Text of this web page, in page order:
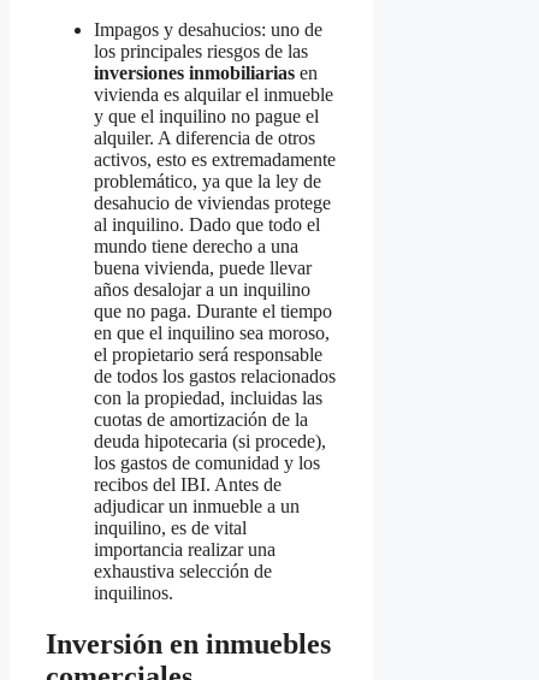
Impagos y desahucios: uno de
los principales riesgos de las
inversiones inmobiliarias en
vivienda es alquilar el inmueble
y que el inquilino no pague el
alquiler. A diferencia de otros
activos, esto es extremadamente
problemático, ya que la ley de
desahucio de viviendas protege
al inquilino. Dado que todo el
mundo tiene derecho a una
buena vivienda, puede llevar
años desalojar a un inquilino
que no paga. Durante el tiempo
en que el inquilino sea moroso,
el propietario será responsable
de todos los gastos relacionados
con la propiedad, incluidas las
cuotas de amortización de la
deuda hipotecaria (si procede),
los gastos de comunidad y los
recibos del IBI. Antes de
adjudicar un inmueble a un
inquilino, es de vital
importancia realizar una
exhaustiva selección de
inquilinos.
Inversión en inmuebles